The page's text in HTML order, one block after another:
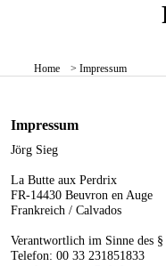
Home > Impressum
Impressum
Jörg Sieg
La Butte aux Perdrix
FR-14430 Beuvron en Auge
Frankreich / Calvados
Verantwortlich im Sinne des
Telefon: 00 33 231851833